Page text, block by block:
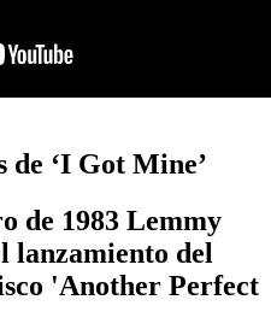
de ‘I Got Mine’
de 1983 Lemmy
lanzamiento del
'Another Perfect